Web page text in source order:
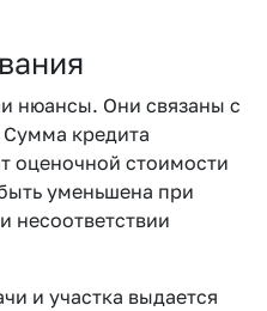
нюансы. Они связаны с
кредита
оценочной стоимости
уменьшена при
несоответствии
и участка выдается